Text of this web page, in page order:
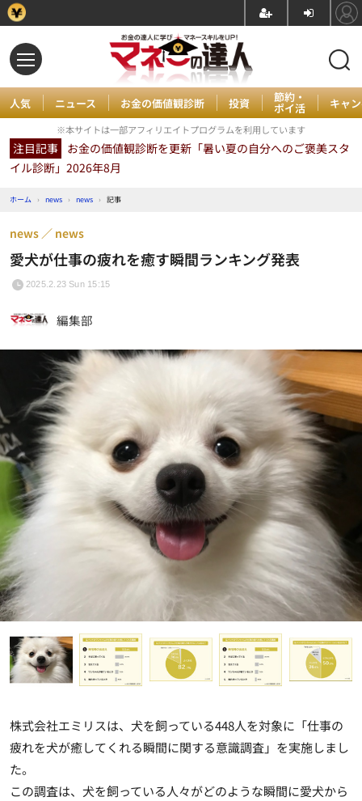
人気 ニュース お金の価値観診断 投資 節約・
ポイ活 キャ
※本サイトは一部アフィリエイトプログラムを利用しています
注目記事 お金の価値観診断を更新「暑い夏の自分へのご褒美スタ
イル診断」2026年8月
ホーム › news › news › 記事
愛犬が仕事の疲れを癒す瞬間ランキング発表
news news
2025.2.23 Sun 15:15
編集部
株式会社エミリスは、犬を飼っている448人を対象に「仕事の
疲れを犬が癒してくれる瞬間に関する意識調査」を実施しまし
た。
この調査は、犬を飼っている人々がどのような瞬間に愛犬から